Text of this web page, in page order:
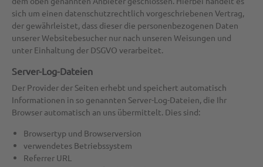
sich um einen datenschutzrechtlich vorgeschriebenen Vertrag,
der gewährleistet, dass dieser die personenbezogenen Daten
unserer Websitebesucher nur nach unseren Weisungen und
unter Einhaltung der DSGVO verarbeitet.
Server-Log-Dateien
Der Provider der Seiten erhebt und speichert automatisch
Informationen in so genannten Server-Log-Dateien, die Ihr
Browser automatisch an uns übermittelt. Dies sind:
Browsertyp und Browserversion
verwendetes Betriebssystem
Referrer URL